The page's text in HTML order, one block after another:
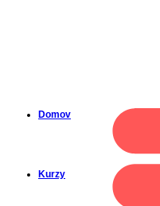
Domov
Kurzy